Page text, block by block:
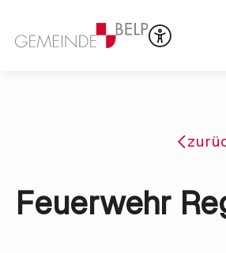
Feuerwehr